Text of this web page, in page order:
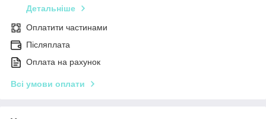
Детальніше
Оплатити частинами
Післяплата
Оплата на рахунок
Всі умови оплати